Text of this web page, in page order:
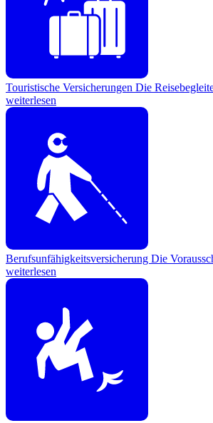
Touristische Versicherungen Die
weiterlesen
Berufsunfähigkeitsversicherung Die
weiterlesen